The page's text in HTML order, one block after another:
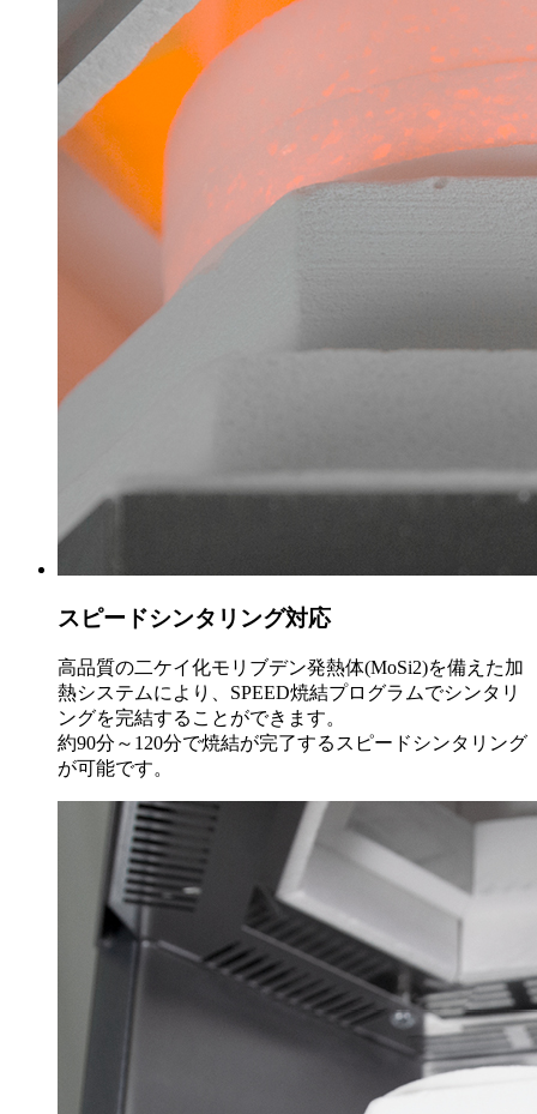
スピードシンタリング対応
高品質の二ケイ化モリブデン発熱体(MoSi2)を備えた加
熱システムにより、SPEED焼結プログラムでシンタリ
ングを完結することができます。
約90分～120分で焼結が完了するスピードシンタリング
が可能です。